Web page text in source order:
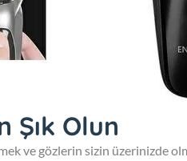
Şık Olun
ve gözlerin sizin üzerinizde